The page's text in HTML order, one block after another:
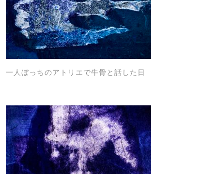
一人ぼっちのアトリエで牛骨と話した日